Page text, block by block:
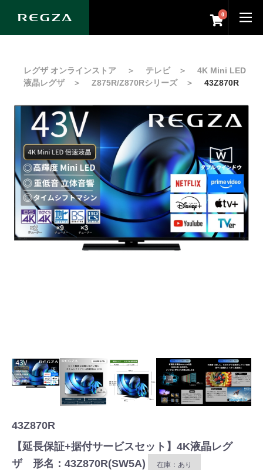
0
レグザ オンラインストア ＞ テレビ＞ 4K Mini LED
液晶レグザ＞ Z875R/Z870Rシリーズ＞ 43Z870R
43Z870R
【延長保証+据付サービスセット】4K液晶レグ
ザ 形名：43Z870R(SW5A)
在庫：あり